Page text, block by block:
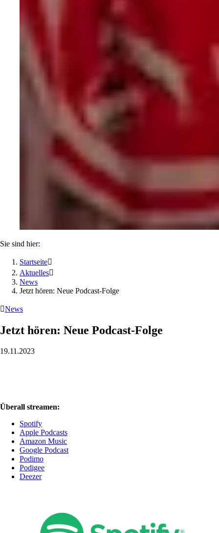
Sie sind hier:
Startseite
Aktuelles
News
Jetzt hören: Neue Podcast-Folge
News
Jetzt hören: Neue Podcast-Folge
19.11.2023
Überall streamen:
Spotify
Apple Podcasts
Amazon Music
Google Podcast
Podimo
Podigee
Deezer